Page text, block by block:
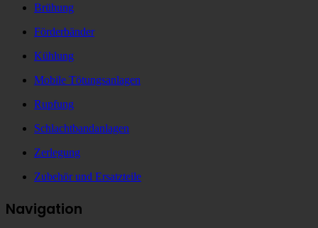
Brühung
Förderbänder
Kühlung
Mobile Tötungsanlagen
Rupfung
Schlachtbandanlagen
Zerlegung
Zubehör und Ersatzteile
Navigation